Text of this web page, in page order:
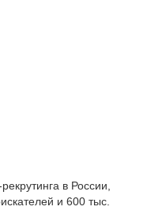
в России,
и 600 тыс.